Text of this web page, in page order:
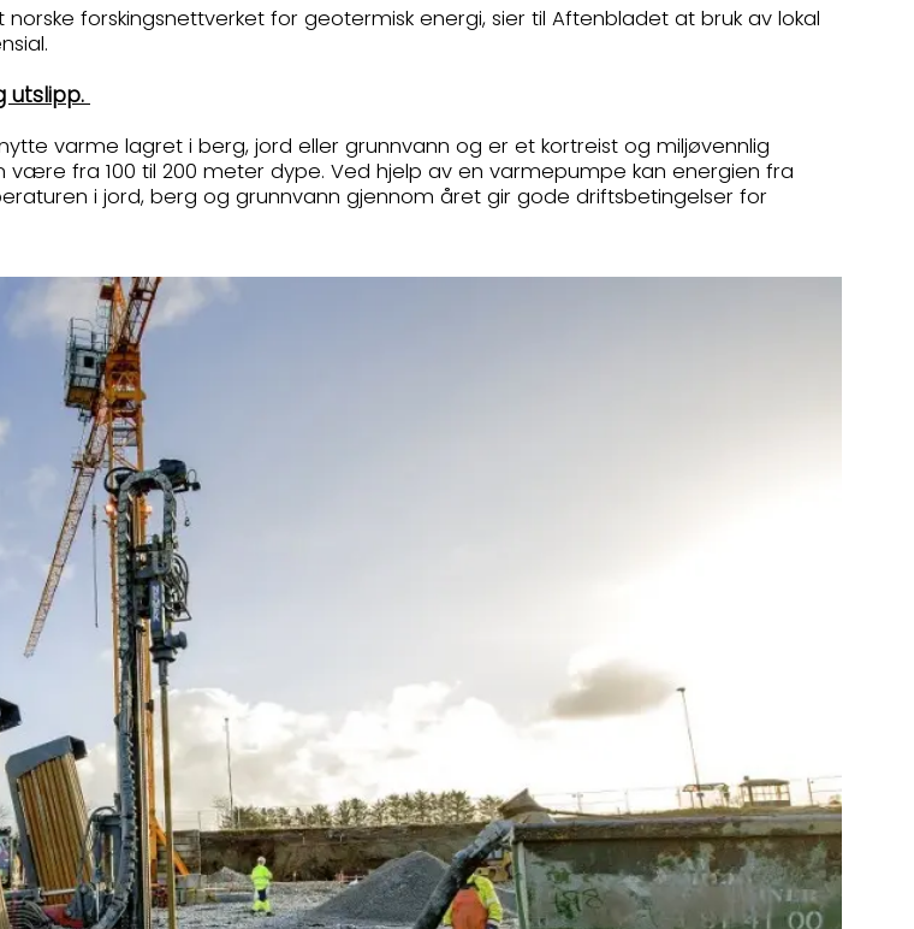
norske forskingsnettverket for geotermisk energi, sier til Aftenbladet at bruk av lokal
utslipp.
varme lagret i berg, jord eller grunnvann og er et kortreist og miljøvennlig
fra 100 til 200 meter dype. Ved hjelp av en varmepumpe kan energien fra
i jord, berg og grunnvann gjennom året gir gode driftsbetingelser for